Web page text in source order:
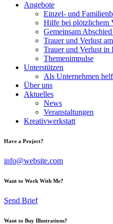
Angebote
Einzel- und
Hilfe bei plötzlichem
Gemeinsam
Trauer und Verlust
Trauer und Verlust in
Themenimpulse
Unterstützen
Als Unternehmen
Über uns
Aktuelles
News
Veranstaltungen
Kreativwerkstatt
Have a Project?
info@website.com
Want to Work With Me?
Send Brief
Want to Buy Illustrations?